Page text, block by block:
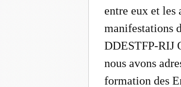
entre eux et les
manifestations
DDESTFP-RIJ
nous avons
formation des